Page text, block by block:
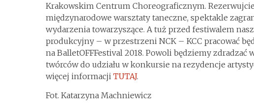
Krakowskim Centrum Choreograficznym.
międzynarodowe warsztaty taneczne, spektakle
wydarzenia towarzyszące. A tuż przed festiwalem
produkcyjny – w przestrzeni NCK – KCC pracować
na BalletOFFFestival 2018. Powoli będziemy zdradzać
twórców do udziału w konkursie na rezydencje
więcej informacji TUTAJ.
Fot. Katarzyna Machniewicz